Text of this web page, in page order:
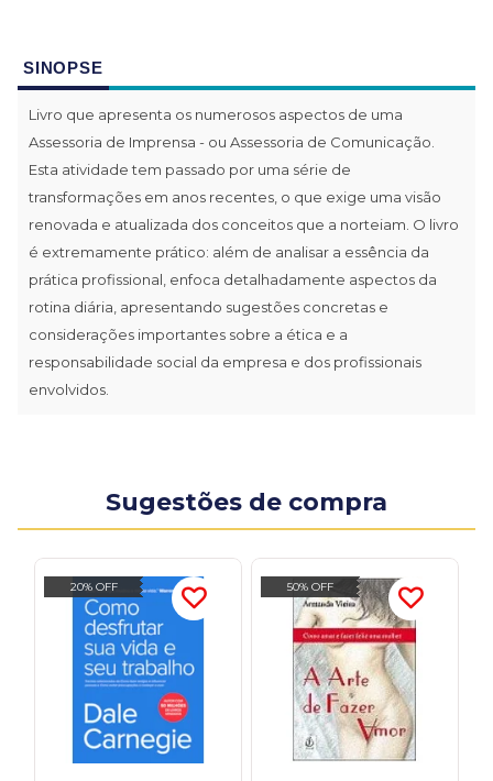
SINOPSE
Livro que apresenta os numerosos aspectos de uma
Assessoria de Imprensa - ou Assessoria de Comunicação.
Esta atividade tem passado por uma série de
transformações em anos recentes, o que exige uma visão
renovada e atualizada dos conceitos que a norteiam. O livro
é extremamente prático: além de analisar a essência da
prática profissional, enfoca detalhadamente aspectos da
rotina diária, apresentando sugestões concretas e
considerações importantes sobre a ética e a
responsabilidade social da empresa e dos profissionais
envolvidos.
Sugestões de compra
20% OFF 50% OFF